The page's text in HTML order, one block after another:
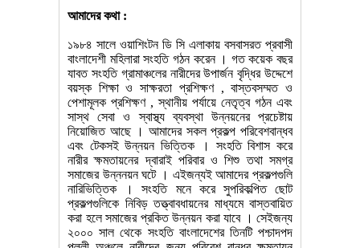
আমাদের কথা :
১৯৮৪ সালে ওয়াশিংটন ডি সি এলাকায় বসবাসরত প্রবাসী
বাংলাদেশী মহিলারা সংহতি গঠন করেন । গত কয়েক বছর
যাবত সংহতি গ্রামাঞ্চলের নারীদের উপার্জন বৃদ্ধির উদ্দেশে
বয়স্ক শিক্ষা ও সাক্ষরতা প্রশিক্ষণ , বাস্তবসম্মত ও
পেশামূলক প্রশিক্ষণ , স্থানীয় পর্যায়ে নেতৃত্ব গঠন এবং
সাস্থ সেবা ও স্বাস্থ্য ব্যবস্থা উন্নয়নের প্রচেষ্টায়
নিয়োজিত আছে । আমাদের সকল প্রকল্প পরিবেশবান্ধব
এবং টেকসই উন্নয়ন ভিত্তিক । সংহতি বিশাস করে
নারীর ক্ষমতায়নের দ্বারাই পরিবার ও শিশু তথা সমগ্র
সমাজের উন্ননয়ন ঘটে । এইজন্যই আমাদের প্রকল্পগুলি
নারিভিত্তিক । সংহতি মনে করে সুপরিকল্পিত ছোট
প্রকল্পগুলিকে নিবিড় তত্ত্বাবধায়নের মাধ্যমে বাস্তবায়িত
করা হলে সমাজের প্রকিত উন্নয়ন করা যাবে । সেইজন্য
২০০০ সাল থেকে সংহতি বাংলাদেশের তিনটি পশ্চাদপদ